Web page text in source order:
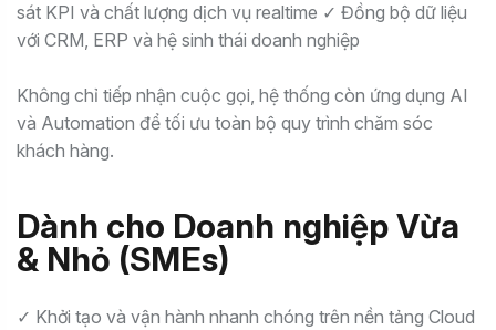
sát KPI và chất lượng dịch vụ realtime ✓ Đồng bộ dữ liệu
với CRM, ERP và hệ sinh thái doanh nghiệp
Không chỉ tiếp nhận cuộc gọi, hệ thống còn ứng dụng AI
và Automation để tối ưu toàn bộ quy trình chăm sóc
khách hàng.
Dành cho Doanh nghiệp Vừa
& Nhỏ (SMEs)
✓ Khởi tạo và vận hành nhanh chóng trên nền tảng Cloud